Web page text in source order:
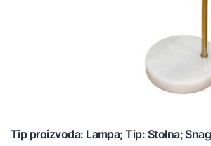
Tip proizvoda: Lampa; Tip: Stolna;